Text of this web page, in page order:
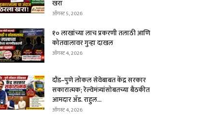
खरा
ऑगस्ट 5, 2026
१० लाखांच्या लाच प्रकरणी तलाठी आणि
कोतवालावर गुन्हा दाखल
ऑगस्ट 4, 2026
दौंड–पुणे लोकल सेवेबाबत केंद्र सरकार
सकारात्मक; रेल्वेमंत्र्यांसोबतच्या बैठकीत
आमदार ॲड. राहुल...
ऑगस्ट 4, 2026